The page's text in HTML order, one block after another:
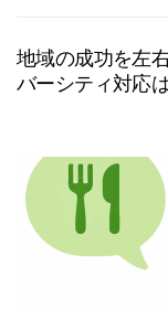
地域の成功を左
バーシティ対応